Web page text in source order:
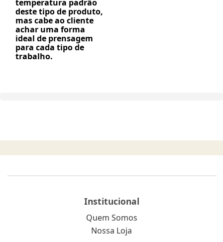
temperatura padrão
deste tipo de produto,
mas cabe ao cliente
achar uma forma
ideal de prensagem
para cada tipo de
trabalho.
Institucional
Quem Somos
Nossa Loja